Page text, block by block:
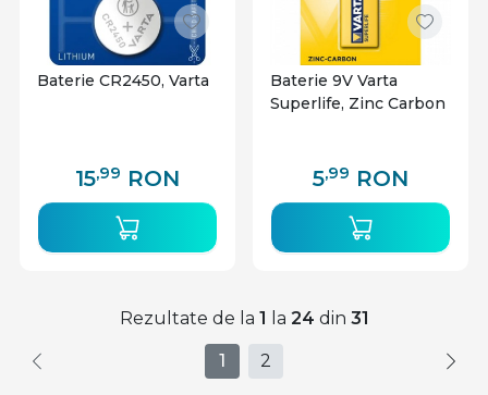
Baterie CR2450, Varta
15,99 RON
Baterie 9V Varta
Superlife, Zinc Carbon
5,99 RON
Rezultate de la 1 la 24 din 31
1 2